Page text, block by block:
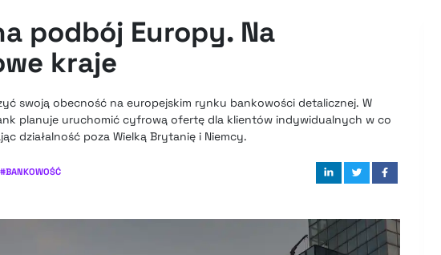
podbój Europy. Na
kraje
swoją obecność na europejskim rynku bankowości detalicznej. W
planuje uruchomić cyfrową ofertę dla klientów indywidualnych w co
działalność poza Wielką Brytanię i Niemcy.
#BANKOWOŚĆ